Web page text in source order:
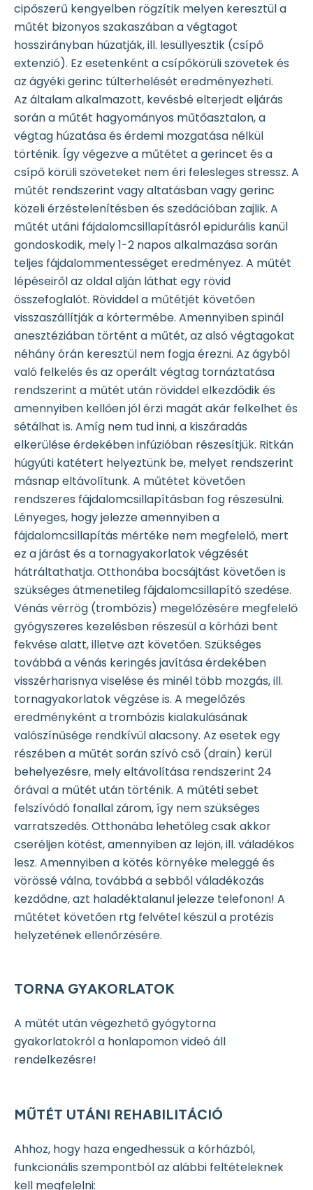
cipőszerű kengyelben rögzítik melyen keresztül a
műtét bizonyos szakaszában a végtagot
hosszirányban húzatják, ill. lesüllyesztik (csípő
extenzió). Ez esetenként a csípőkörüli szövetek és
az ágyéki gerinc túlterhelését eredményezheti.
Az általam alkalmazott, kevésbé elterjedt eljárás
során a műtét hagyományos műtőasztalon, a
végtag húzatása és érdemi mozgatása nélkül
történik. Így végezve a műtétet a gerincet és a
csípő körüli szöveteket nem éri felesleges stressz. A
műtét rendszerint vagy altatásban vagy gerinc
közeli érzéstelenítésben és szedációban zajlik. A
műtét utáni fájdalomcsillapításról epidurális kanül
gondoskodik, mely 1-2 napos alkalmazása során
teljes fájdalommentességet eredményez. A műtét
lépéseiről az oldal alján láthat egy rövid
összefoglalót. Röviddel a műtétjét követően
visszaszállítják a kórtermébe. Amennyiben spinál
anesztéziában történt a műtét, az alsó végtagokat
néhány órán keresztül nem fogja érezni. Az ágyból
való felkelés és az operált végtag tornáztatása
rendszerint a műtét után röviddel elkezdődik és
amennyiben kellően jól érzi magát akár felkelhet és
sétálhat is. Amíg nem tud inni, a kiszáradás
elkerülése érdekében infúzióban részesítjük. Ritkán
húgyúti katétert helyeztünk be, melyet rendszerint
másnap eltávolítunk. A műtétet követően
rendszeres fájdalomcsillapításban fog részesülni.
Lényeges, hogy jelezze amennyiben a
fájdalomcsillapítás mértéke nem megfelelő, mert
ez a járást és a tornagyakorlatok végzését
hátráltathatja. Otthonába bocsájtást követően is
szükséges átmenetileg fájdalomcsillapító szedése.
Vénás vérrög (trombózis) megelőzésére megfelelő
gyógyszeres kezelésben részesül a kórházi bent
fekvése alatt, illetve azt követően. Szükséges
továbbá a vénás keringés javítása érdekében
visszérharisnya viselése és minél több mozgás, ill.
tornagyakorlatok végzése is. A megelőzés
eredményként a trombózis kialakulásának
valószínűsége rendkívül alacsony. Az esetek egy
részében a műtét során szívó cső (drain) kerül
behelyezésre, mely eltávolítása rendszerint 24
órával a műtét után történik. A műtéti sebet
felszívódó fonallal zárom, így nem szükséges
varratszedés. Otthonába lehetőleg csak akkor
cseréljen kötést, amennyiben az lejön, ill. váladékos
lesz. Amennyiben a kötés környéke meleggé és
vörössé válna, továbbá a sebből váladékozás
kezdődne, azt haladéktalanul jelezze telefonon! A
műtétet követően rtg felvétel készül a protézis
helyzetének ellenőrzésére.
TORNA GYAKORLATOK
A műtét után végezhető gyógytorna
gyakorlatokról a honlapomon videó áll
rendelkezésre!
MŰTÉT UTÁNI REHABILITÁCIÓ
Ahhoz, hogy haza engedhessük a kórházból,
funkcionális szempontból az alábbi feltételeknek
kell megfelelni: